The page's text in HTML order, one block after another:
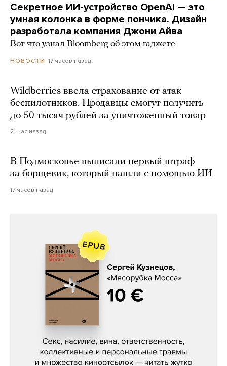
Секретное ИИ-устройство OpenAI — это
умная колонка в форме пончика. Дизайн
разработала компания Джони Айва
Вот что узнал Bloomberg об этом гаджете
НОВОСТИ 17 часов назад
Wildberries ввела страхование от атак
беспилотников. Продавцы смогут получить
до 50 тысяч рублей за уничтоженный товар
21 час назад
В Подмосковье выписали первый штраф
за борщевик, который нашли с помощью ИИ
17 часов назад
Сергей Кузнецов, «Мясорубка